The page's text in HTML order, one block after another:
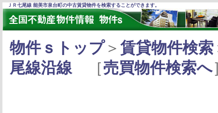
ＪＲ七尾線 能美市泉台町の中古賃貸物件を検索することができます。
物件ｓトップ＞ 賃貸物件検索
尾線沿線［売買物件検索へ